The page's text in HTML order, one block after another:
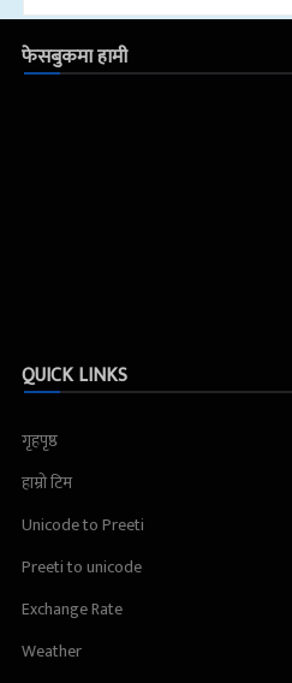
फेसबुकमा हामी
QUICK LINKS
गृहपृष्ठ
हाम्रो टिम
Unicode to Preeti
Preeti to unicode
Exchange Rate
Weather